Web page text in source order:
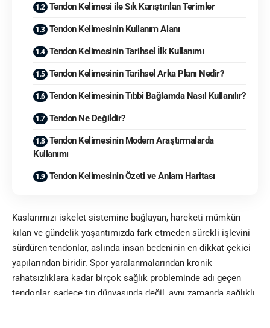
Tendon Kelimesi ile Sık Karıştırılan Terimler
Tendon Kelimesinin Kullanım Alanı
Tendon Kelimesinin Tarihsel İlk Kullanımı
Tendon Kelimesinin Tarihsel Arka Planı Nedir?
Tendon Kelimesinin Tıbbi Bağlamda Nasıl Kullanılır?
Tendon Ne Değildir?
Tendon Kelimesinin Modern Araştırmalarda
Kullanımı
Tendon Kelimesinin Özeti ve Anlam Haritası
Kaslarımızı iskelet sistemine bağlayan, hareketi mümkün
kılan ve gündelik yaşantımızda fark etmeden sürekli işlevini
sürdüren tendonlar, aslında insan bedeninin en dikkat çekici
yapılarından biridir. Spor yaralanmalarından kronik
rahatsızlıklara kadar birçok sağlık probleminde adı geçen
tendonlar, sadece tıp dünyasında değil, aynı zamanda sağlıklı